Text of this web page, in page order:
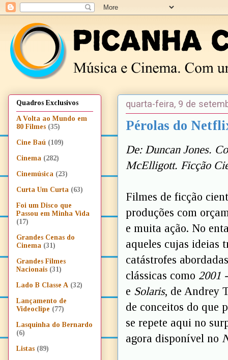
quarta-feira, 9 de
Pérolas do
De: Duncan Jones.
McElligott. Ficção
Filmes de ficção
produções com
e muita ação. No
aqueles cujas ideias
catástrofes
clássicas como 2001
e Solaris, de Andrey
de conceitos do que
se repete aqui no
agora disponível no
Quadros Exclusivos
A Volta ao Mundo em
80 Filmes (35)
Cine Baú (109)
Cinema (282)
Cinemúsica (23)
Curta Um Curta (63)
Foi um Disco que
Passou em Minha Vida
(17)
Grandes Cenas do
Cinema (31)
Grandes Filmes
Nacionais (31)
Lado B Classe A (32)
Lançamento de
Videoclipe (77)
Lasquinha do Bernardo
(6)
Listas (89)